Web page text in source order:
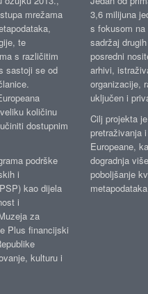
mrežama
te
s različitim
sastoji se od
količinu
dostupnim
podrške
i
kao dijela
i
za
Plus financijski
kulturu i
3,6 milijuna
s fokusom
sadržaj
posredni
arhivi,
organizacije,
uključen i
Cilj projekta
pretraživanja
Europeane,
dogradnja
poboljšanje